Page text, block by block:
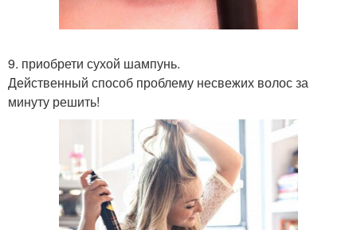
9. приобрети сухой шампунь.
Действенный способ проблему несвежих волос за
минуту решить!